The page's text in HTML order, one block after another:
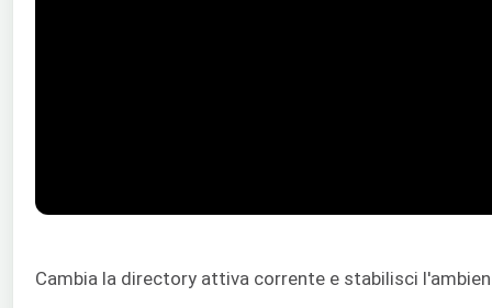
Cambia la directory attiva corrente e stabilisci